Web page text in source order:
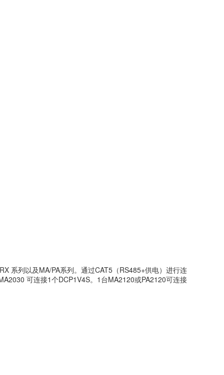
系列以及MA/PA系列。通过CAT5（RS485+供电）进行连
可连接1个DCP1V4S。1台MA2120或PA2120可连接